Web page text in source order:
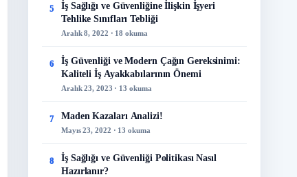
5
İş Sağlığı ve Güvenliğine İlişkin İşyeri
Tehlike Sınıfları Tebliği
Aralık 8, 2022 · 18 okuma
6
İş Güvenliği ve Modern Çağın Gereksinimi:
Kaliteli İş Ayakkabılarının Önemi
Aralık 23, 2023 · 13 okuma
7 Maden Kazaları Analizi!
Mayıs 23, 2022 · 13 okuma
8
İş Sağlığı ve Güvenliği Politikası Nasıl
Hazırlanır?